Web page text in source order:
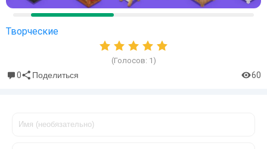
Творческие
(Голосов: 1 )
0 Поделиться 60